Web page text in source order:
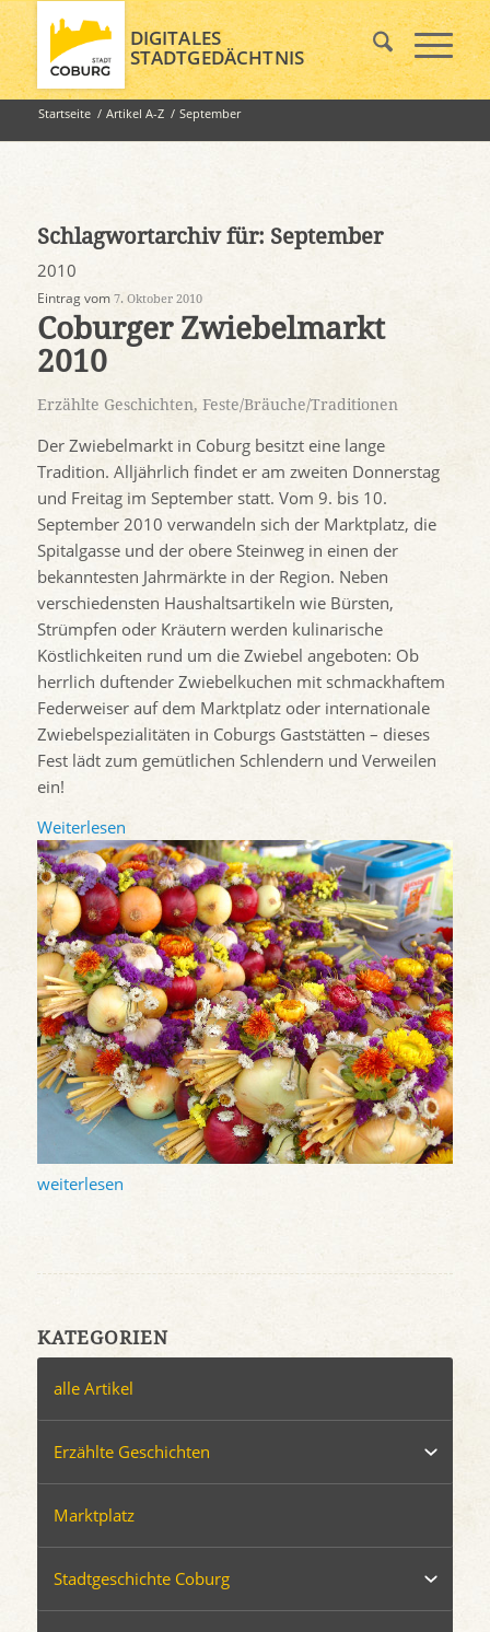
DIGITALES
STADTGEDÄCHTNIS
Startseite / Artikel A-Z / September
Schlagwortarchiv für: September
2010
Eintrag vom 7. Oktober 2010
Coburger Zwiebelmarkt
2010
Erzählte Geschichten, Feste/Bräuche/Traditionen
Der Zwiebelmarkt in Coburg besitzt eine lange
Tradition. Alljährlich findet er am zweiten Donnerstag
und Freitag im September statt. Vom 9. bis 10.
September 2010 verwandeln sich der Marktplatz, die
Spitalgasse und der obere Steinweg in einen der
bekanntesten Jahrmärkte in der Region. Neben
verschiedensten Haushaltsartikeln wie Bürsten,
Strümpfen oder Kräutern werden kulinarische
Köstlichkeiten rund um die Zwiebel angeboten: Ob
herrlich duftender Zwiebelkuchen mit schmackhaftem
Federweiser auf dem Marktplatz oder internationale
Zwiebelspezialitäten in Coburgs Gaststätten – dieses
Fest lädt zum gemütlichen Schlendern und Verweilen
ein!
Weiterlesen
weiterlesen
KATEGORIEN
alle Artikel
Erzählte Geschichten
Marktplatz
Stadtgeschichte Coburg